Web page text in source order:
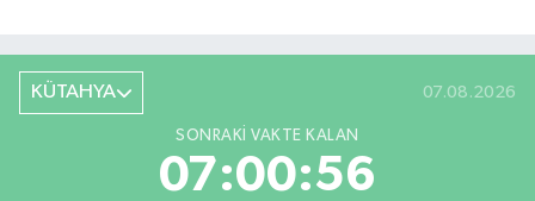
KÜTAHYA 07.08.2026
SONRAKI VAKTE KALAN
07:00:55